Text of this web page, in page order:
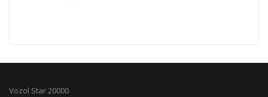
Vozol Star 20000